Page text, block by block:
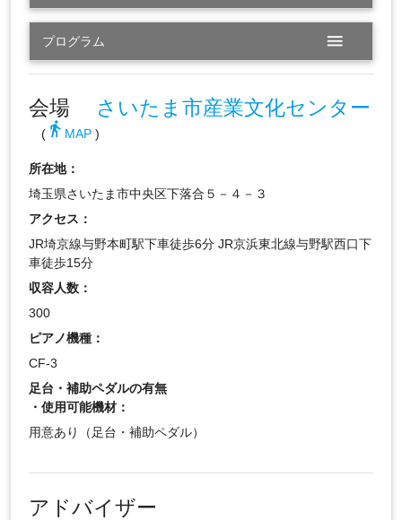
プログラム menu
会場 さいたま市産業文化センター
(directions_walk MAP)
所在地：
埼玉県さいたま市中央区下落合５－４－３
アクセス：
JR埼京線与野本町駅下車徒歩6分 JR京浜東北線与野駅西口下
車徒歩15分
収容人数：
300
ピアノ機種：
CF-3
足台・補助ペダルの有無
・使用可能機材：
用意あり（足台・補助ペダル）
アドバイザー